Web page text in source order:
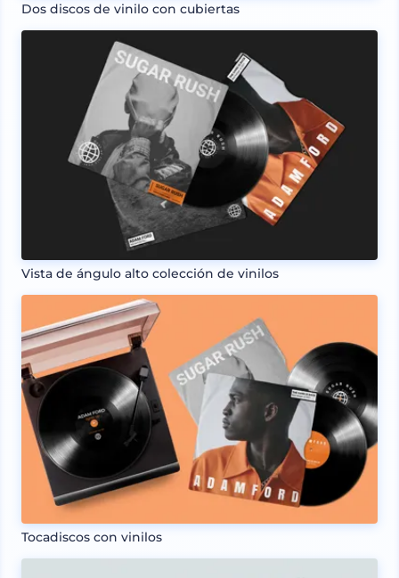
Dos discos de vinilo con cubiertas
Vista de ángulo alto colección de vinilos
Tocadiscos con vinilos